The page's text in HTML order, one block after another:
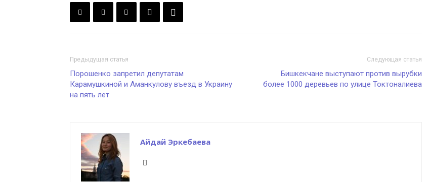
Предыдущая статья
Порошенко запретил депутатам
Карамушкиной и Аманкулову въезд в Украину
на пять лет
Следующая статья
Бишкекчане выcтупают против вырубки
более 1000 деревьев по улице Токтоналиева
Айдай Эркебаева